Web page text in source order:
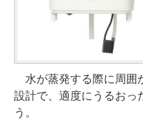
水が蒸発する際に周囲
設計で、適度にうるおっ
う。